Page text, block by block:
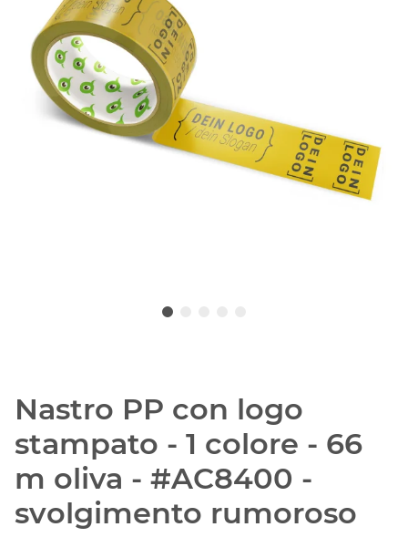
Nastro PP con logo
stampato - 1 colore - 66
m oliva - #AC8400 -
svolgimento rumoroso